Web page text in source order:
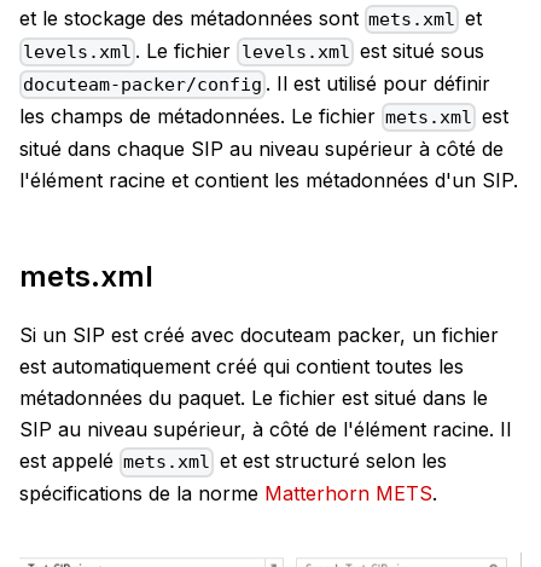
et le stockage des métadonnées sont mets.xml et
levels.xml . Le fichier levels.xml est situé sous
docuteam-packer/config . Il est utilisé pour définir
les champs de métadonnées. Le fichier mets.xml est
situé dans chaque SIP au niveau supérieur à côté de
l'élément racine et contient les métadonnées d'un SIP.
mets.xml
Si un SIP est créé avec docuteam packer, un fichier
est automatiquement créé qui contient toutes les
métadonnées du paquet. Le fichier est situé dans le
SIP au niveau supérieur, à côté de l'élément racine. Il
est appelé mets.xml et est structuré selon les
spécifications de la norme Matterhorn METS.